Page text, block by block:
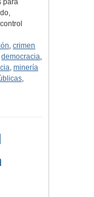
para
,crimen
democracia,
, minería
,